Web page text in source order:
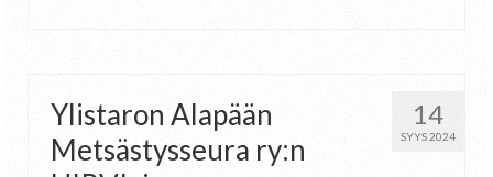
14
SYYS 2024
Ylistaron Alapään
Metsästysseura ry:n